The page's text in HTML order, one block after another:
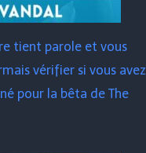
tient parole et vous
vérifier si vous avez
pour la bêta de The